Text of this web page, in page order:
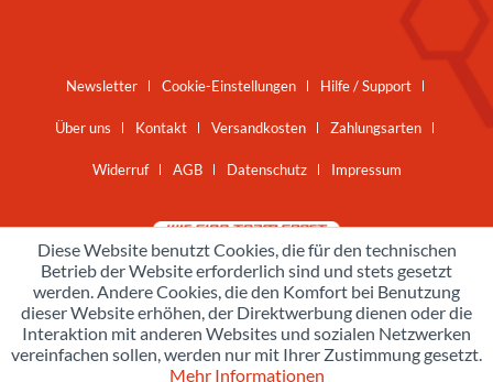
Newsletter Cookie-Einstellungen Hilfe / Support
Über uns Kontakt Versandkosten Zahlungsarten
Widerruf AGB Datenschutz Impressum
Diese Website benutzt Cookies, die für den technischen
Betrieb der Website erforderlich sind und stets gesetzt
werden. Andere Cookies, die den Komfort bei Benutzung
dieser Website erhöhen, der Direktwerbung dienen oder die
Interaktion mit anderen Websites und sozialen Netzwerken
vereinfachen sollen, werden nur mit Ihrer Zustimmung gesetzt.
Mehr Informationen